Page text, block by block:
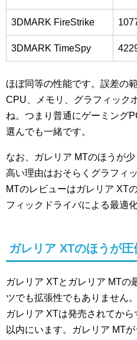
3DMARK FireStrike
3DMARK TimeSpy
ほぼ同等の性能です。誤差の
CPU、メモリ、グラフィック
ね。つまり普通にゲーミング
選んでも一緒です。
なお、ガレリア MTのほうが
高い理由はおそらくグラフィ
MTのレビューはガレリア XT
フィックドライバによる最適
ガレリア XTのほうが
ガレリア XTとガレリア MTの
ツでも拡張性でもありません
ガレリア XTは発売されてか
以内にいます。ガレリア MT